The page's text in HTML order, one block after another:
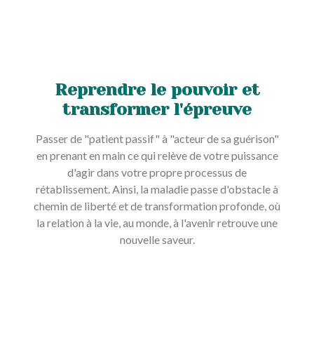
Reprendre le pouvoir et
transformer l'épreuve
Passer de "patient passif" à "acteur de sa guérison"
en prenant en main ce qui relève de votre puissance
d'agir dans votre propre processus de
rétablissement. Ainsi, la maladie passe d'obstacle à
chemin de liberté et de transformation profonde, où
la relation à la vie, au monde, à l'avenir retrouve une
nouvelle saveur.